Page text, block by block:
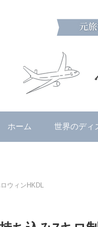
ホーム 世界のディ
ウィンHKDL